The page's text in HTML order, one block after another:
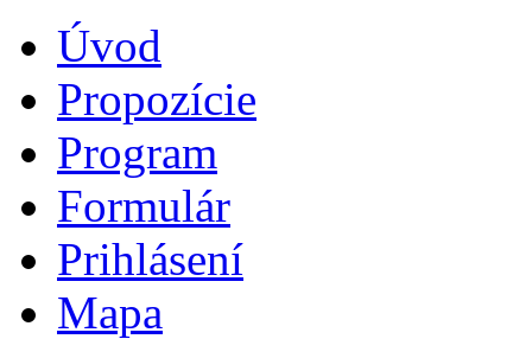
Úvod
Propozície
Program
Formulár
Prihlásení
Mapa